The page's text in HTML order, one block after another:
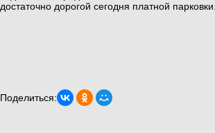
достаточно дорогой сегодня платной парковки.
Поделиться: